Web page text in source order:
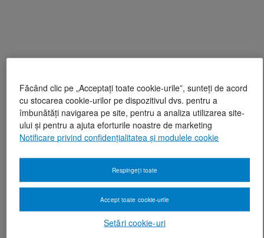
Făcând clic pe „Acceptați toate cookie-urile”, sunteți de acord
cu stocarea cookie-urilor pe dispozitivul dvs. pentru a
îmbunătăți navigarea pe site, pentru a analiza utilizarea site-
ului și pentru a ajuta eforturile noastre de marketing
Notificare privind confidențialitatea și modulele cookie
Setări cookie-uri
Respingeți toate
Accept toate cookie-urile